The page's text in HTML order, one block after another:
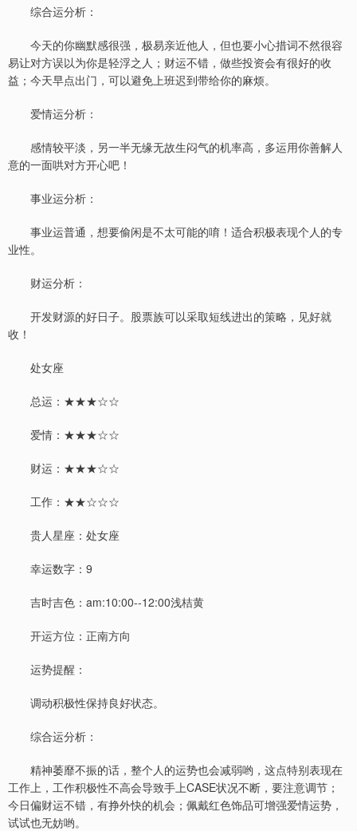
综合运分析：
今天的你幽默感很强，极易亲近他人，但也要小心措词不然很容
易让对方误以为你是轻浮之人；财运不错，做些投资会有很好的收
益；今天早点出门，可以避免上班迟到带给你的麻烦。
爱情运分析：
感情较平淡，另一半无缘无故生闷气的机率高，多运用你善解人
意的一面哄对方开心吧！
事业运分析：
事业运普通，想要偷闲是不太可能的唷！适合积极表现个人的专
业性。
财运分析：
开发财源的好日子。股票族可以采取短线进出的策略，见好就
收！
处女座
总运：★★★☆☆
爱情：★★★☆☆
财运：★★★☆☆
工作：★★☆☆☆
贵人星座：处女座
幸运数字：9
吉时吉色：am:10:00--12:00浅桔黄
开运方位：正南方向
运势提醒：
调动积极性保持良好状态。
综合运分析：
精神萎靡不振的话，整个人的运势也会减弱哟，这点特别表现在
工作上，工作积极性不高会导致手上CASE状况不断，要注意调节；
今日偏财运不错，有挣外快的机会；佩戴红色饰品可增强爱情运势，
试试也无妨哟。